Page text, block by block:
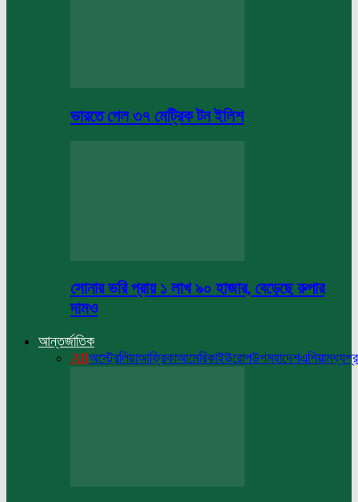
ভারতে গেল ৩৭ মেট্রিক টন ইলিশ
সোনার ভরি প্রায় ১ লাখ ৯০ হাজার, বেড়েছে রুপার
দামও
আন্তর্জাতিক
Allঅস্ট্রেলিয়াআফ্রিকাআমেরিকাইউরোপউপমহাদেশএশিয়া